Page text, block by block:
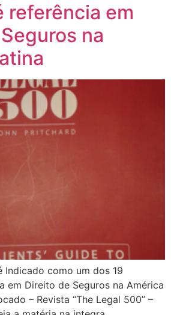
referência em
na
Indicado como um dos 19
em Direito de Seguros na América
– Revista “The Legal 500” –